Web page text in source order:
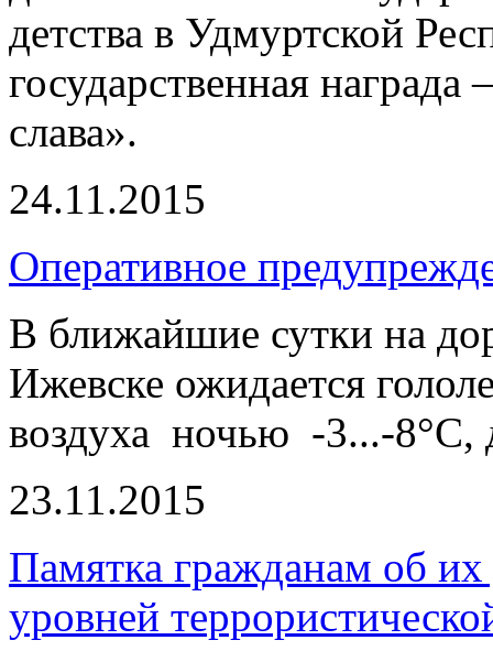
детства в Удмуртской
государственная
слава».
24.11.2015
Оперативное
В ближайшие сутки на
Ижевске ожидается
воздуха ночью -3...-8°С,
23.11.2015
Памятка гражданам об их
уровней